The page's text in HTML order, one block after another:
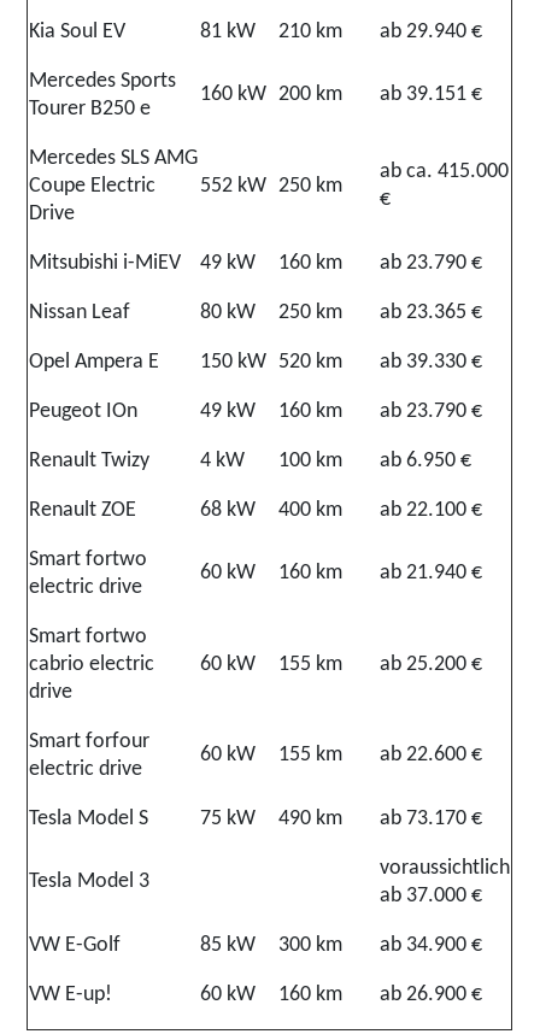
Kia Soul EV 81 kW 210 km ab 29.940 €
Mercedes Sports
Tourer B250 e
160 kW 200 km ab 39.151 €
Mercedes SLS AMG
Coupe Electric
Drive
552 kW 250 km
ab ca. 415.000
€
Mitsubishi i-MiEV 49 kW 160 km ab 23.790 €
Nissan Leaf 80 kW 250 km ab 23.365 €
Opel Ampera E 150 kW 520 km ab 39.330 €
Peugeot IOn 49 kW 160 km ab 23.790 €
Renault Twizy 4 kW 100 km ab 6.950 €
Renault ZOE 68 kW 400 km ab 22.100 €
Smart fortwo
electric drive
60 kW 160 km ab 21.940 €
Smart fortwo
cabrio electric
drive
60 kW 155 km ab 25.200 €
Smart forfour
electric drive
60 kW 155 km ab 22.600 €
Tesla Model S 75 kW 490 km ab 73.170 €
Tesla Model 3
voraussichtlich
ab 37.000 €
VW E-Golf 85 kW 300 km ab 34.900 €
VW E-up! 60 kW 160 km ab 26.900 €